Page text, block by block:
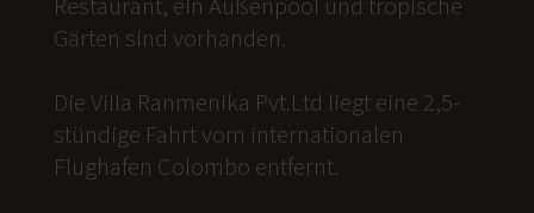
Gärten sind vorhanden.
Die Villa Ranmenika Pvt.Ltd liegt eine 2,5-
stündige Fahrt vom internationalen
Flughafen Colombo entfernt.